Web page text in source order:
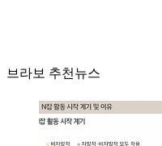
브라보 추천뉴스